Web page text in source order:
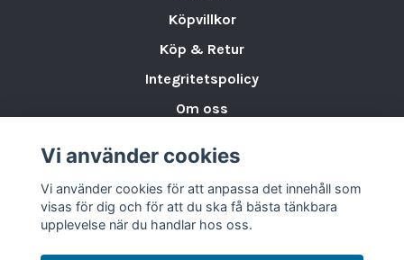
Köpvillkor
Köp & Retur
Integritetspolicy
Om oss
Varumärken & Partners
BLOGG
Vi använder cookies
Vi använder cookies för att anpassa det innehåll som
visas för dig och för att du ska få bästa tänkbara
upplevelse när du handlar hos oss.